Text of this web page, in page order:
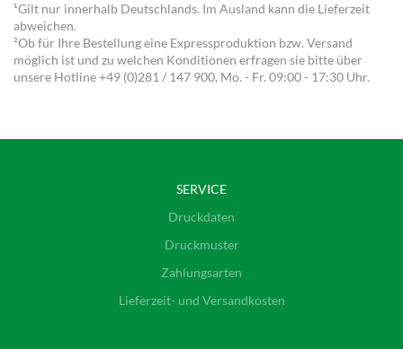
¹Gilt nur innerhalb Deutschlands. Im Ausland kann die Lieferzeit
abweichen.
²Ob für Ihre Bestellung eine Expressproduktion bzw. Versand
möglich ist und zu welchen Konditionen erfragen sie bitte über
unsere Hotline+49 (0)281 / 147 900, Mo. - Fr. 09:00 - 17:30 Uhr.
SERVICE
Druckdaten
Druckmuster
Zahlungsarten
Lieferzeit- und Versandkosten